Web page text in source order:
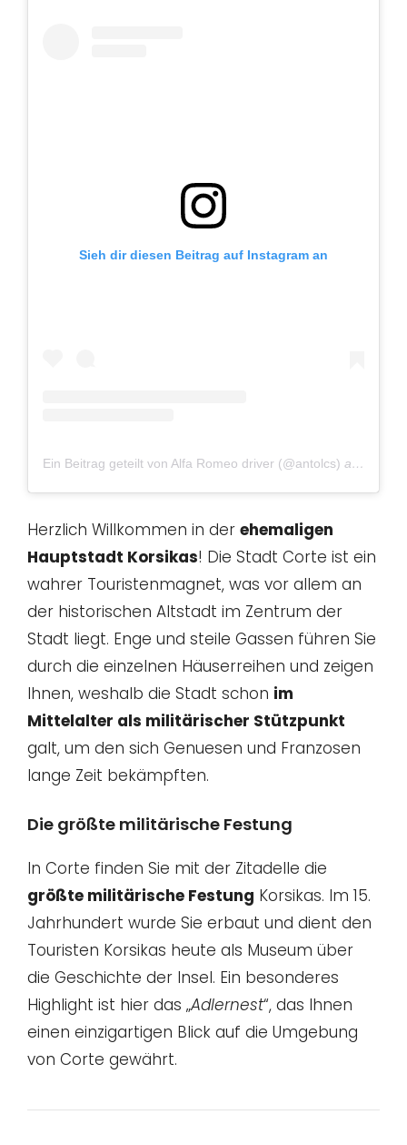
Sieh dir diesen Beitrag auf Instagram an
Ein Beitrag geteilt von Alfa Romeo driver (@antolcs) am
Herzlich Willkommen in der ehemaligen
Hauptstadt Korsikas! Die Stadt Corte ist ein
wahrer Touristenmagnet, was vor allem an
der historischen Altstadt im Zentrum der
Stadt liegt. Enge und steile Gassen führen Sie
durch die einzelnen Häuserreihen und zeigen
Ihnen, weshalb die Stadt schon im
Mittelalter als militärischer Stützpunkt
galt, um den sich Genuesen und Franzosen
lange Zeit bekämpften.
Die größte militärische Festung
In Corte finden Sie mit der Zitadelle die
größte militärische Festung Korsikas. Im 15.
Jahrhundert wurde Sie erbaut und dient den
Touristen Korsikas heute als Museum über
die Geschichte der Insel. Ein besonderes
Highlight ist hier das „Adlernest“, das Ihnen
einen einzigartigen Blick auf die Umgebung
von Corte gewährt.